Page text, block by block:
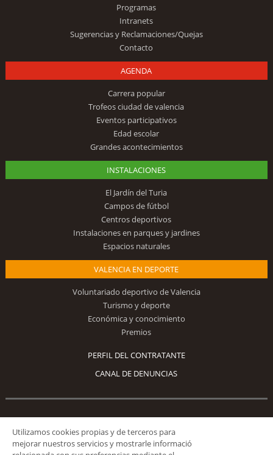
Programas
Intranets
Sugerencias y Reclamaciones/Quejas
Contacto
AGENDA
Carrera popular
Trofeos ciudad de valencia
Eventos participativos
Edad escolar
Grandes acontecimientos
INSTALACIONES
El Jardín del Turia
Campos de fútbol
Centros deportivos
Instalaciones en parques y jardines
Espacios naturales
VALENCIA EN DEPORTE
Voluntariado deportivo de Valencia
Turismo y deporte
Económica y conocimiento
Premios
PERFIL DEL CONTRATANTE
CANAL DE DENUNCIAS
Síguenos
Utilizamos cookies propias y de terceros para
mejorar nuestros servicios y mostrarle informació